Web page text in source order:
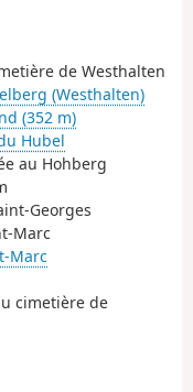
de Westhalten
(Westhalten)
(352 m)
Hubel
au Hohberg
Georges
Marc
Marc
cimetière de